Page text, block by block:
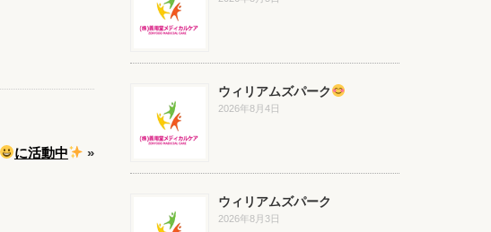
に活動中 »
ウィリアムズパーク
2026年8月4日
ウィリアムズパーク
2026年8月3日